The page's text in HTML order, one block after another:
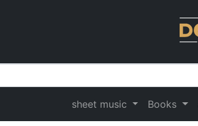
sheet music Books